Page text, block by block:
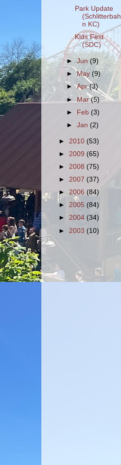
Park Update
(Schlitterbah
n KC)
Kids Fest
(SDC)
►Jun(9)
►May(9)
►Apr(3)
► Mar(5)
► Feb (3)
►Jan(2)
► 2010 (53)
► 2009 (65)
► 2008 (75)
► 2007 (37)
► 2006 (84)
► 2005 (84)
► 2004 (34)
► 2003 (10)